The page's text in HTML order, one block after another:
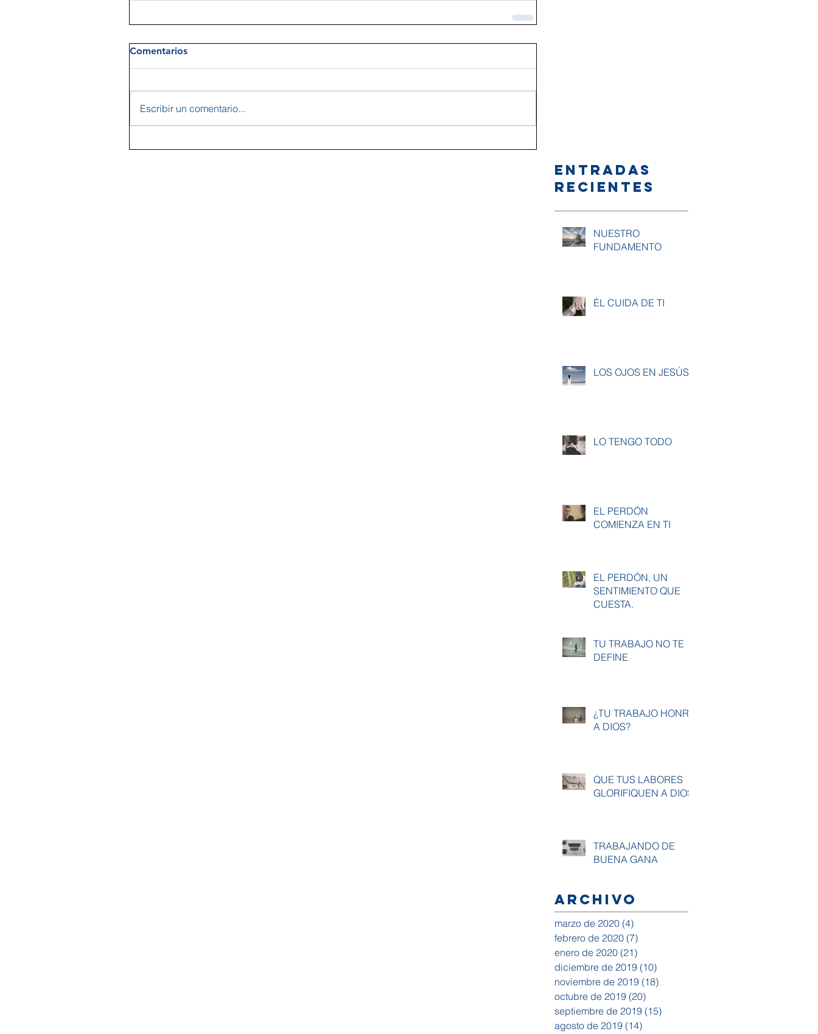
Comentarios
Escribir un comentario...
Entradas
recientes
NUESTRO
FUNDAMENTO
ÉL CUIDA DE TI
LOS OJOS EN JESÚS
LO TENGO TODO
EL PERDÓN
COMIENZA EN TI
EL PERDÓN, UN
SENTIMIENTO QUE
CUESTA.
TU TRABAJO NO TE
DEFINE
¿TU TRABAJO HONRA
A DIOS?
QUE TUS LABORES
GLORIFIQUEN A DIOS
TRABAJANDO DE
BUENA GANA
Archivo
marzo de 2020 (4)
febrero de 2020 (7)
enero de 2020 (21)
diciembre de 2019 (10)
noviembre de 2019 (18)
octubre de 2019 (20)
septiembre de 2019 (15)
agosto de 2019 (14)